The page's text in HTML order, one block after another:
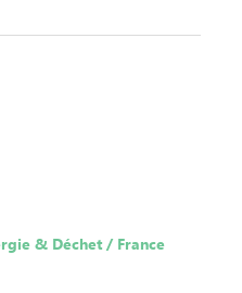
& Déchet / France